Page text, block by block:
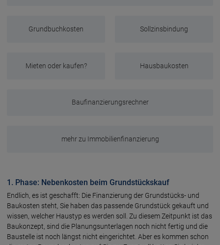
Grundbuchkosten Sollzinsbindung
Mieten oder kaufen? Hausbaukosten
Baufinanzierungsrechner
mehr zu Immobilienfinanzierung
1. Phase: Nebenkosten beim Grundstückskauf
Endlich, es ist geschafft: Die Finanzierung der Grundstücks- und
Baukosten steht, Sie haben das passende Grundstück gekauft und
wissen, welcher Haustyp es werden soll. Zu diesem Zeitpunkt ist das
Baukonzept, sind die Planungsunterlagen noch nicht fertig und die
Baustelle ist noch längst nicht eingerichtet. Aber es kommen schon